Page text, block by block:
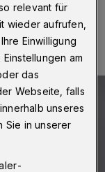
relevant für
wieder aufrufen,
Einwilligung
am
das
Webseite, falls
unseres
Sie in unserer